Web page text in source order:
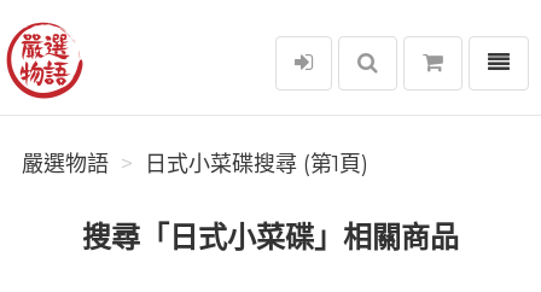
嚴選物語
選單
嚴選物語 日式小菜碟搜尋 (第1頁)
搜尋「日式小菜碟」相關商品